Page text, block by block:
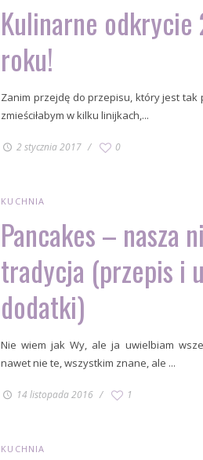
Kulinarne odkrycie
roku!
Zanim przejdę do przepisu, który jest tak
zmieściłabym w kilku linijkach,...
2 stycznia 2017 0
KUCHNIA
Pancakes – nasza
tradycja (przepis i
dodatki)
Nie wiem jak Wy, ale ja uwielbiam
nawet nie te, wszystkim znane, ale ...
14 listopada 2016 1
KUCHNIA